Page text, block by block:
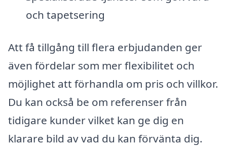
och tapetsering
Att få tillgång till flera erbjudanden ger
även fördelar som mer flexibilitet och
möjlighet att förhandla om pris och villkor.
Du kan också be om referenser från
tidigare kunder vilket kan ge dig en
klarare bild av vad du kan förvänta dig.